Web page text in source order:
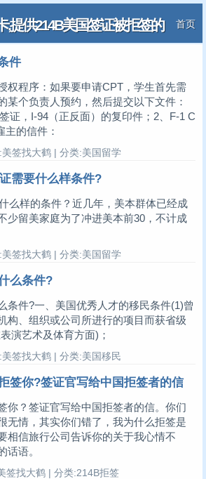
,提供214B美国签证被拒签的
首页
件
权程序：如果要申请CPT，学生首先需
某个负责人预约，然后提交以下文件：
证，I-94（正反面）的复印件；2、F-1 C
主的信件：
签找大鹤 | 分类:美国留学
需要什么样条件?
么样的条件？近几年，美本群体已经成
少留美家庭为了冲进美本前30，不计成
签找大鹤 | 分类:美国留学
么条件?
条件?一、美国优秀人才的移民条件(1)曾
构、组织或公司所进行的项目而获省级
演艺术及体育方面)；
签找大鹤 | 分类:美国移民
签你?签证官写给中国拒签者的信
你？签证官写给中国拒签者的信。你们
无情，其实你们错了，我为什么拒签是
相信旅行公司告诉你的关于我心情不
话语。
签找大鹤 | 分类:214B拒签